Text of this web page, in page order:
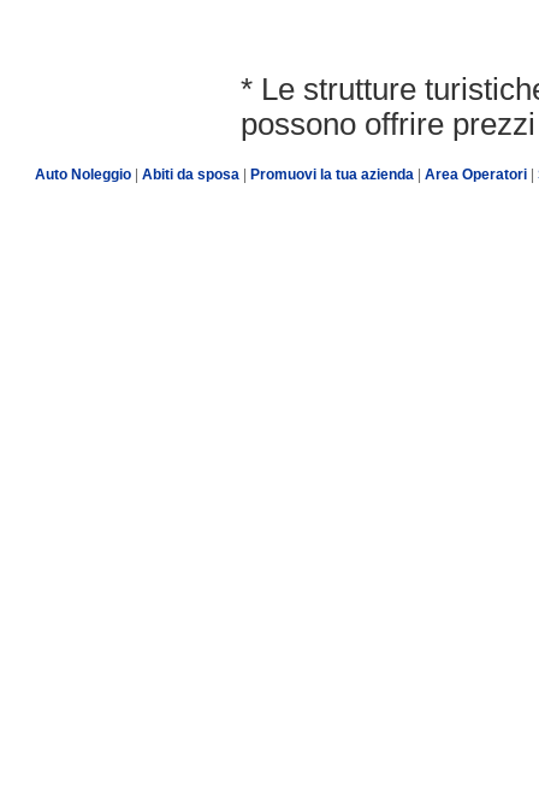
* Le strutture
possono offrire
Auto Noleggio Abiti da sposa Promuovi la tua azienda Area Operatori